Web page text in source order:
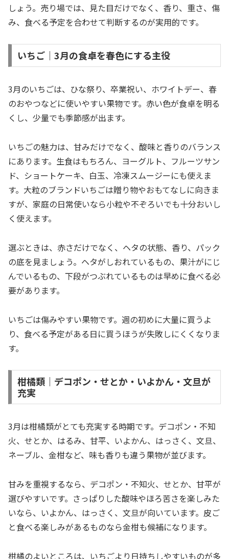
しょう。売り場では、見た目だけでなく、香り、重さ、傷
み、食べる予定を合わせて判断するのが実用的です。
いちご｜3月の食卓を春色にする主役
3月のいちごは、ひな祭り、卒業祝い、ホワイトデー、春
のおやつなどに使いやすい果物です。赤い色が食卓を明る
くし、少量でも季節感が出ます。
いちごの魅力は、甘みだけでなく、酸味と香りのバランス
にあります。生食はもちろん、ヨーグルト、フルーツサン
ド、ショートケーキ、白玉、冷凍スムージーにも使えま
す。大粒のブランドいちごは贈り物やおもてなしに向きま
すが、家庭の日常使いなら小粒や不ぞろいでも十分おいし
く使えます。
選ぶときは、赤さだけでなく、ヘタの状態、香り、パック
の底を見ましょう。ヘタがしおれているもの、果汁がにじ
んでいるもの、下段がつぶれているものは早めに食べる必
要があります。
いちごは傷みやすい果物です。週の初めに大量に買うよ
り、食べる予定がある日に買うほうが失敗しにくくなりま
す。
柑橘類｜デコポン・せとか・いよかん・文旦が
充実
3月は柑橘類がとても充実する時期です。デコポン・不知
火、せとか、はるみ、甘平、いよかん、はっさく、文旦、
ネーブル、金柑など、味も香りも違う果物が並びます。
甘みを重視するなら、デコポン・不知火、せとか、甘平が
選びやすいです。さっぱりした酸味やほろ苦さを楽しみた
いなら、いよかん、はっさく、文旦が向いています。皮ご
と食べる楽しみがあるものなら金柑も候補になります。
柑橘のよいところは、いちごより日持ちしやすいものが多